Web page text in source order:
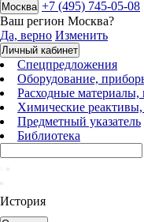
Москва +7 (495) 745-05-08
Ваш регион Москва?
Да, верно Изменить
Личный кабинет
Спецпредложения
Оборудование,
Расходные материалы,
Химические
Предметный указатель
Библиотека
История